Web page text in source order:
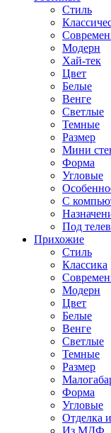
Стиль
Модерн
Хай-тек
Цвет
Белые
Венге
Светлые
Темные
Размер
Мини
Форма
Угловые
С
Под
Прихожие
Стиль
Классика
Модерн
Цвет
Белые
Венге
Светлые
Темные
Размер
Форма
Угловые
Отделка
Из МДФ